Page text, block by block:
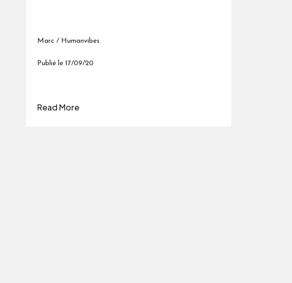
Marc / Humanvibes
Publié le 17/09/20
Read More